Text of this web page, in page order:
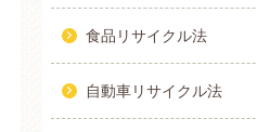
食品リサイクル法
自動車リサイクル法